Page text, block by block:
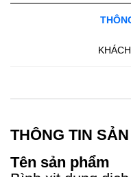
THÔNG TIN
Tên sản phẩm